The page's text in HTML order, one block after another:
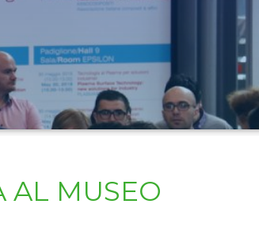
AL MUSEO